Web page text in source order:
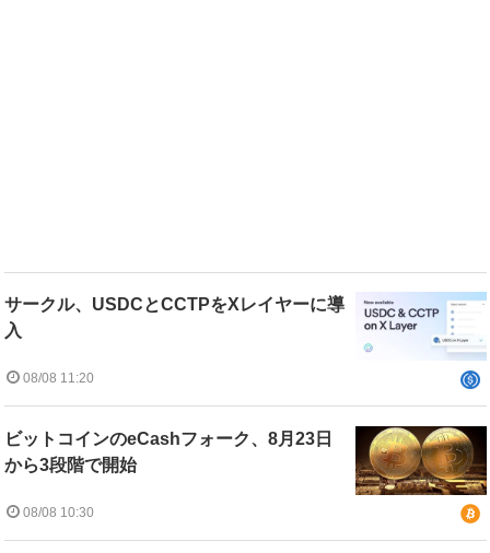
サークル、USDCとCCTPをXレイヤーに導
入
08/08 11:20
ビットコインのeCashフォーク、8月23日
から3段階で開始
08/08 10:30